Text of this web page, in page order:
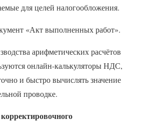
для целей налогообложения.
«Акт выполненных работ».
арифметических расчётов
онлайн-калькуляторы НДС,
и быстро вычислять значение
проводке.